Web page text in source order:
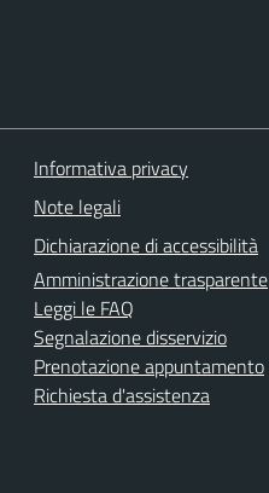
Informativa privacy
Note legali
Dichiarazione di accessibilità
Amministrazione trasparente
Leggi le FAQ
Segnalazione disservizio
Prenotazione appuntamento
Richiesta d'assistenza